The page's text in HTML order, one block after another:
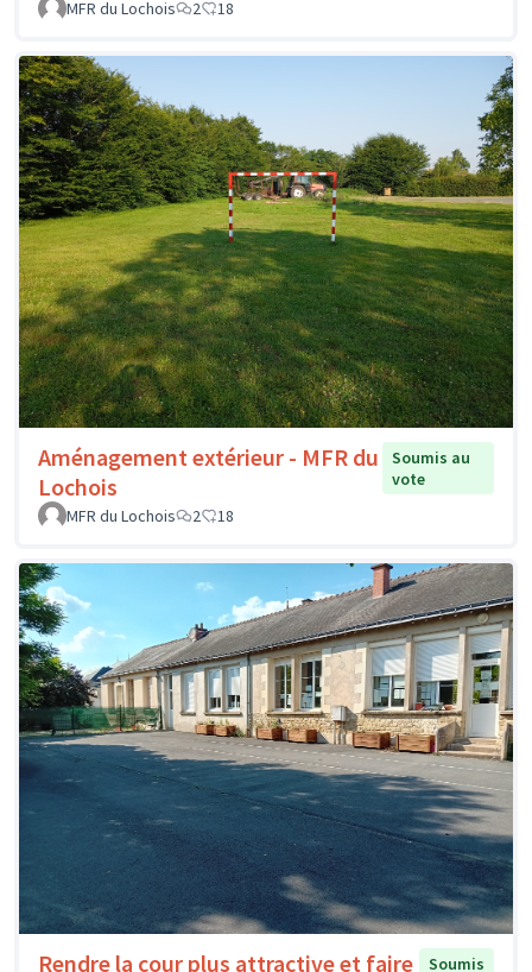
MFR du Lochois
2 18
Aménagement extérieur - MFR du
Lochois
Soumis au
vote
MFR du Lochois
2 18
Rendre la cour plus attractive et faire
Soumis